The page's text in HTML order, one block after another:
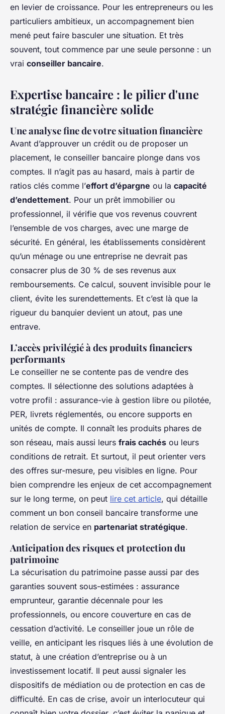
en levier de croissance. Pour les entrepreneurs ou les
particuliers ambitieux, un accompagnement bien
mené peut faire basculer une situation. Et très
souvent, tout commence par une seule personne : un
vrai conseiller bancaire.
Expertise bancaire : le pilier d'une
stratégie financière solide
Une analyse fine de votre situation financière
Avant d’approuver un crédit ou de proposer un
placement, le conseiller bancaire plonge dans vos
comptes. Il n’agit pas au hasard, mais à partir de
ratios clés comme l’effort d’épargne ou la capacité
d’endettement. Pour un prêt immobilier ou
professionnel, il vérifie que vos revenus couvrent
l’ensemble de vos charges, avec une marge de
sécurité. En général, les établissements considèrent
qu’un ménage ou une entreprise ne devrait pas
consacrer plus de 30 % de ses revenus aux
remboursements. Ce calcul, souvent invisible pour le
client, évite les surendettements. Et c’est là que la
rigueur du banquier devient un atout, pas une
entrave.
L’accès privilégié à des produits financiers
performants
Le conseiller ne se contente pas de vendre des
comptes. Il sélectionne des solutions adaptées à
votre profil : assurance-vie à gestion libre ou pilotée,
PER, livrets réglementés, ou encore supports en
unités de compte. Il connaît les produits phares de
son réseau, mais aussi leurs frais cachés ou leurs
conditions de retrait. Et surtout, il peut orienter vers
des offres sur-mesure, peu visibles en ligne. Pour
bien comprendre les enjeux de cet accompagnement
sur le long terme, on peut lire cet article, qui détaille
comment un bon conseil bancaire transforme une
relation de service en partenariat stratégique.
Anticipation des risques et protection du
patrimoine
La sécurisation du patrimoine passe aussi par des
garanties souvent sous-estimées : assurance
emprunteur, garantie décennale pour les
professionnels, ou encore couverture en cas de
cessation d’activité. Le conseiller joue un rôle de
veille, en anticipant les risques liés à une évolution de
statut, à une création d’entreprise ou à un
investissement locatif. Il peut aussi signaler les
dispositifs de médiation ou de protection en cas de
difficulté. En cas de crise, avoir un interlocuteur qui